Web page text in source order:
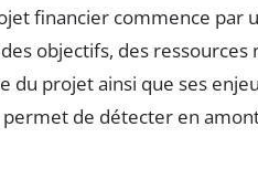
financier commence par
objectifs, des
du projet ainsi que ses
de détecter en